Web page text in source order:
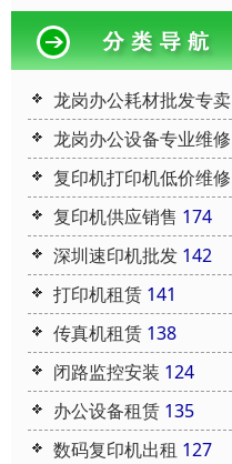
龙岗办公耗材批发专卖
龙岗办公设备专业维修
复印机打印机低价维修
复印机供应销售 174
深圳速印机批发 142
打印机租赁 141
传真机租赁 138
闭路监控安装 124
办公设备租赁 135
数码复印机出租 127